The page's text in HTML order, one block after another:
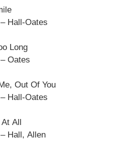
Hall-Oates
Long
Oates
Me, Out Of You
Hall-Oates
At All
Hall, Allen